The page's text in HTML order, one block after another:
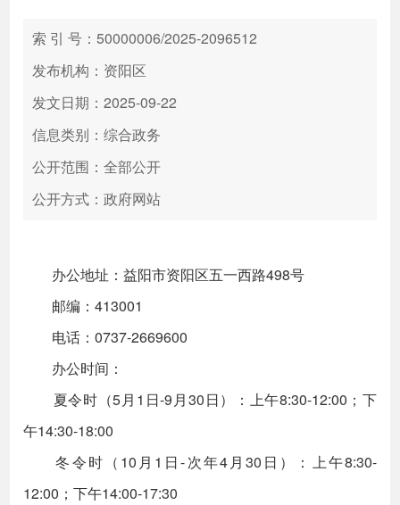
政务服务
高效办成一件事
索 引 号：50000006/2025-2096512
发布机构：资阳区
发文日期：2025-09-22
信息类别：综合政务
公开范围：全部公开
公开方式：政府网站
办公地址：益阳市资阳区五一西路498号
邮编：413001
电话：0737-2669600
办公时间：
夏令时（5月1日-9月30日）：上午8:30-12:00；下
午14:30-18:00
冬令时（10月1日-次年4月30日）：上午8:30-
12:00；下午14:00-17:30